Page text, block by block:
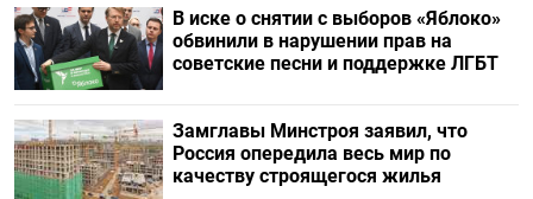
В иске о снятии с выборов «Яблоко»
обвинили в нарушении прав на
советские песни и поддержке ЛГБТ
Замглавы Минстроя заявил, что
Россия опередила весь мир по
качеству строящегося жилья